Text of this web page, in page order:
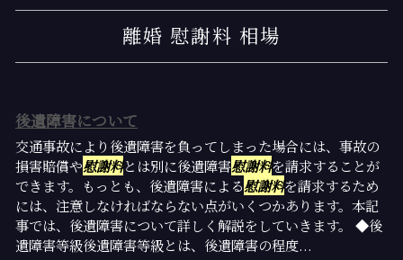
離婚 慰謝料 相場
後遺障害について
交通事故により後遺障害を負ってしまった場合には、事故の
損害賠償や慰謝料とは別に後遺障害慰謝料を請求することが
できます。もっとも、後遺障害による慰謝料を請求するため
には、注意しなければならない点がいくつかあります。本記
事では、後遺障害について詳しく解説をしていきます。 ◆後
遺障害等級後遺障害等級とは、後遺障害の程度...